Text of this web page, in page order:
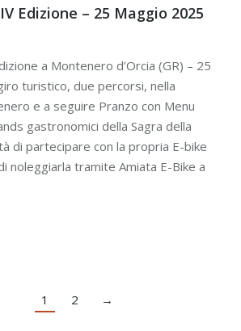
Edizione – 25 Maggio 2025
a Montenero d’Orcia (GR) – 25
turistico, due percorsi, nella
e a seguire Pranzo con Menu
gastronomici della Sagra della
di partecipare con la propria E-bike
noleggiarla tramite Amiata E-Bike a
1 2 →